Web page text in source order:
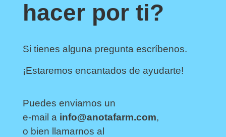
hacer por ti?
Si tienes alguna pregunta escríbenos.
¡Estaremos encantados de ayudarte!
Puedes enviarnos un
e-mail a info@anotafarm.com,
o bien llamarnos al